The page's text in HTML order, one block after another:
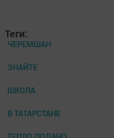
Теги:
ЧЕРЕМШАН
ЗНАЙТЕ
ШКОЛА
В ТАТАРСТАНЕ